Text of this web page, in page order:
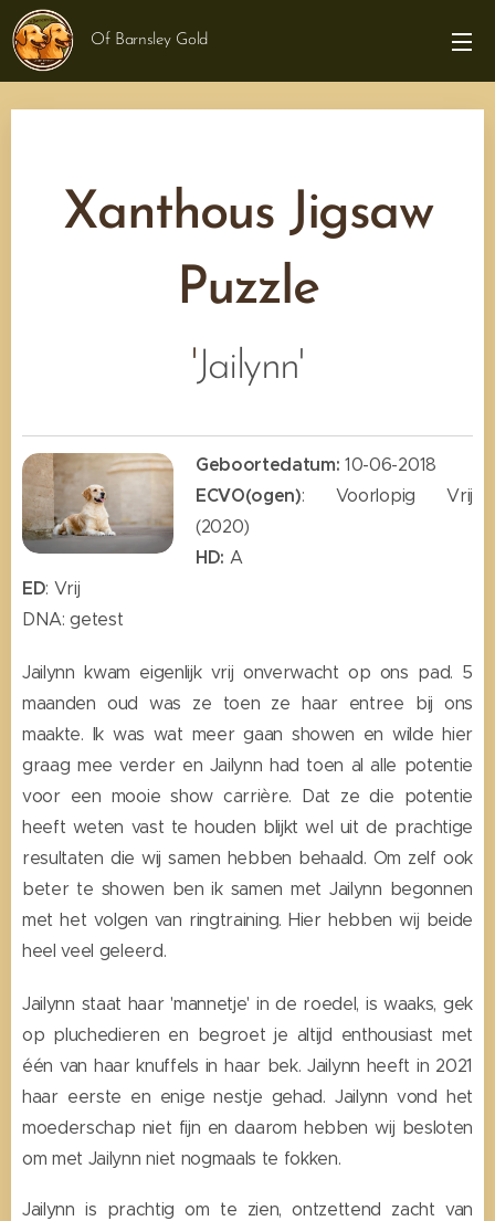
Of Barnsley Gold
Xanthous Jigsaw
Puzzle
'Jailynn'
Geboortedatum: 10-06-2018
ECVO(ogen): Voorlopig Vrij
(2020)
HD: A
ED: Vrij
DNA: getest
Jailynn kwam eigenlijk vrij onverwacht op ons pad. 5
maanden oud was ze toen ze haar entree bij ons
maakte. Ik was wat meer gaan showen en wilde hier
graag mee verder en Jailynn had toen al alle potentie
voor een mooie show carrière. Dat ze die potentie
heeft weten vast te houden blijkt wel uit de prachtige
resultaten die wij samen hebben behaald. Om zelf ook
beter te showen ben ik samen met Jailynn begonnen
met het volgen van ringtraining. Hier hebben wij beide
heel veel geleerd.
Jailynn staat haar 'mannetje' in de roedel, is waaks, gek
op pluchedieren en begroet je altijd enthousiast met
één van haar knuffels in haar bek. Jailynn heeft in 2021
haar eerste en enige nestje gehad. Jailynn vond het
moederschap niet fijn en daarom hebben wij besloten
om met Jailynn niet nogmaals te fokken.
Jailynn is prachtig om te zien, ontzettend zacht van